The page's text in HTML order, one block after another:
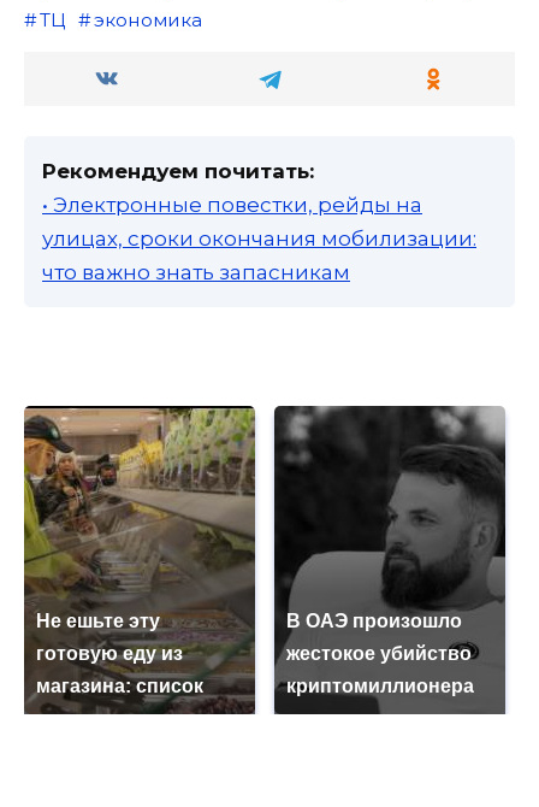
ТЦ
экономика
Рекомендуем почитать:
• Электронные повестки, рейды на
улицах, сроки окончания мобилизации:
что важно знать запасникам
Не ешьте эту
готовую еду из
магазина: список
В ОАЭ произошло
жестокое убийство
криптомиллионера